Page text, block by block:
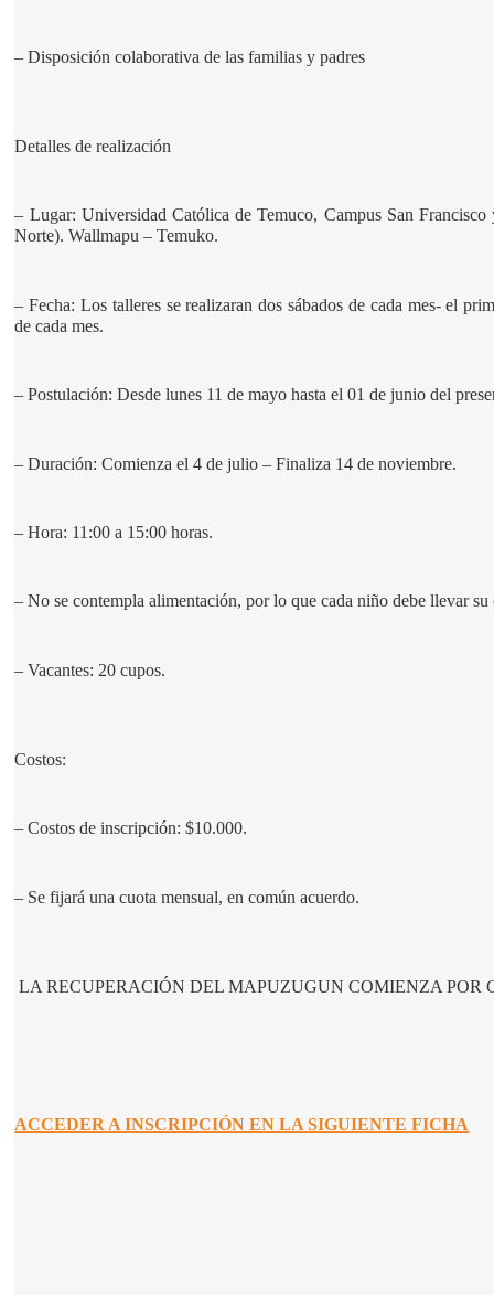
– Disposición colaborativa de las familias y padres
Detalles de realización
– Lugar: Universidad Católica de Temuco, Campus San
Norte). Wallmapu – Temuko.
– Fecha: Los talleres se realizaran dos sábados de cada mes- el
de cada mes.
– Postulación: Desde lunes 11 de mayo hasta el 01 de junio del
– Duración: Comienza el 4 de julio – Finaliza 14 de noviembre.
– Hora: 11:00 a 15:00 horas.
– No se contempla alimentación, por lo que cada niño debe llevar
– Vacantes: 20 cupos.
Costos:
– Costos de inscripción: $10.000.
– Se fijará una cuota mensual, en común acuerdo.
LA RECUPERACIÓN DEL MAPUZUGUN COMIENZA POR
ACCEDER A INSCRIPCIÓN EN LA SIGUIENTE FICHA